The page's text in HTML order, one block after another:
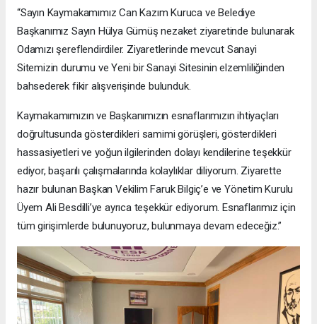
“Sayın Kaymakamımız Can Kazım Kuruca ve Belediye
Başkanımız Sayın Hülya Gümüş nezaket ziyaretinde bulunarak
Odamızı şereflendirdiler. Ziyaretlerinde mevcut Sanayi
Sitemizin durumu ve Yeni bir Sanayi Sitesinin elzemliliğinden
bahsederek fikir alışverişinde bulunduk.
Kaymakamımızın ve Başkanımızın esnaflarımızın ihtiyaçları
doğrultusunda gösterdikleri samimi görüşleri, gösterdikleri
hassasiyetleri ve yoğun ilgilerinden dolayı kendilerine teşekkür
ediyor, başarılı çalışmalarında kolaylıklar diliyorum. Ziyarette
hazır bulunan Başkan Vekilim Faruk Bilgiç’e ve Yönetim Kurulu
Üyem Ali Besdilli’ye ayrıca teşekkür ediyorum. Esnaflarımız için
tüm girişimlerde bulunuyoruz, bulunmaya devam edeceğiz.”